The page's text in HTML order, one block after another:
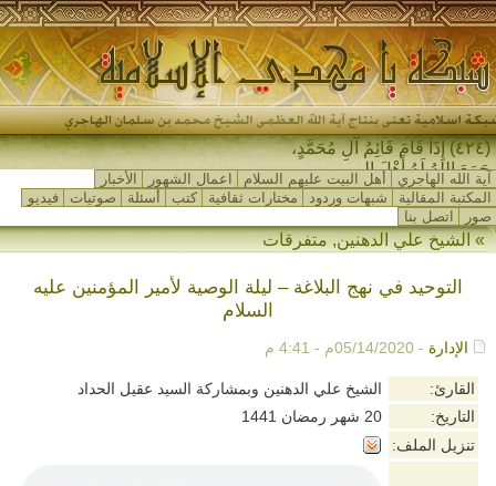
(٤٢٤) إِذَا قَامَ قَائِمُ آلِ مُحَمَّدٍ،
جَمَعَ اللهُ لَهُ أَهْلَ المَشْ-
آية الله الهاجري أهل البيت عليهم السلام اعمال الشهور
الأخبار
المكتبة المقالية
شبهات وردود مختارات ثقافية كتب أسئلة صوتيات
فيديو
صور
اتصل بنا
»الشيخ علي الدهنين,متفرقات
التوحيد في نهج البلاغة – ليلة الوصية لأمير المؤمنين عليه
السلام
الإدارة - 05/14/2020م - 4:41 م
القارئ:
الشيخ علي الدهنين وبمشاركة السيد عقيل الحداد
التاريخ:
20 شهر رمضان 1441
تنزيل الملف: